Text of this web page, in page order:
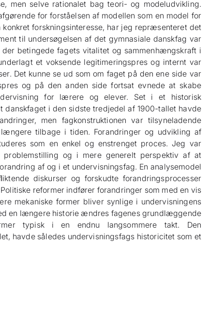
men selve rationalet bag teori- og modeludvikling.
for forståelsen af modellen som en model for
forskningsinteresse, har jeg repræsenteret det
til undersøgelsen af det gymnasiale danskfag var
betingede fagets vitalitet og sammenhængskraft i
et voksende legitimeringspres og internt var
Det kunne se ud som om faget på den ene side var
og på den anden side fortsat evnede at skabe
for lærere og elever. Set i et historisk
danskfaget i den sidste tredjedel af 1900-tallet havde
men fagkonstruktionen var tilsyneladende
tilbage i tiden. Forandringer og udvikling af
som en enkel og enstrenget proces. Jeg var
og i mere generelt perspektiv af at
af og i et undervisningsfag. En analysemodel
diskurser og forskudte forandringsprocesser
reformer indfører forandringer som med en vis
mekaniske former bliver synlige i undervisningens
en længere historie ændres fagenes grundlæggende
typisk i en endnu langsommere takt. Den
havde således undervisningsfags historicitet som et